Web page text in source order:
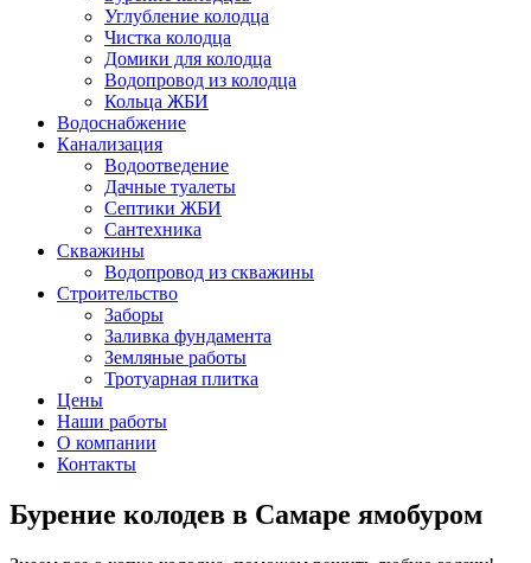
Углубление колодца
Чистка колодца
Домики для колодца
Водопровод из колодца
Кольца ЖБИ
Водоснабжение
Канализация
Водоотведение
Дачные туалеты
Септики ЖБИ
Сантехника
Скважины
Водопровод из скважины
Строительство
Заборы
Заливка фундамента
Земляные работы
Тротуарная плитка
Цены
Наши работы
О компании
Контакты
Бурение колодев в Самаре ямобуром